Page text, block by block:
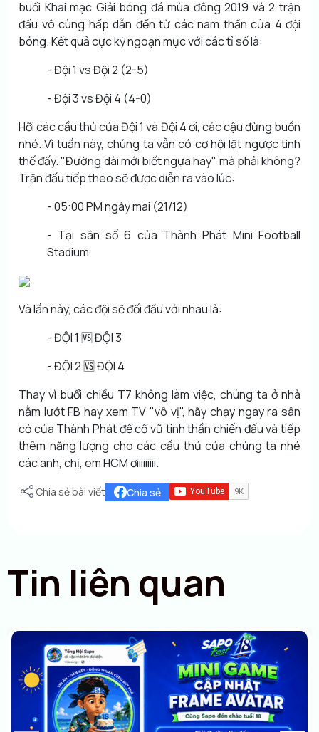
buổi Khai mạc Giải bóng đá mùa đông 2019 và 2 trận
đấu vô cùng hấp dẫn đến từ các nam thần của 4 đội
bóng. Kết quả cực kỳ ngoạn mục với các tỉ số là:
- Đội 1 vs Đội 2 (2-5)
- Đội 3 vs Đội 4 (4-0)
Hỡi các cầu thủ của Đội 1 và Đội 4 ơi, các cậu đừng buồn
nhé. Vì tuần này, chúng ta vẫn có cơ hội lật ngược tình
thế đấy. "Đường dài mới biết ngựa hay" mà phải không?
Trận đấu tiếp theo sẽ được diễn ra vào lúc:
- 05:00 PM ngày mai (21/12)
- Tại sân số 6 của Thành Phát Mini Football
Stadium
Và lần này, các đội sẽ đối đầu với nhau là:
- ĐỘI 1 🆚 ĐỘI 3
- ĐỘI 2 🆚 ĐỘI 4
Thay vì buổi chiều T7 không làm việc, chúng ta ở nhà
nằm lướt FB hay xem TV "vô vị", hãy chạy ngay ra sân
cỏ của Thành Phát để cổ vũ tinh thần chiến đấu và tiếp
thêm năng lượng cho các cầu thủ của chúng ta nhé
các anh, chị, em HCM ơiiiiiiiii.
Chia sẻ bài viết Chia sẻ
Tin liên quan